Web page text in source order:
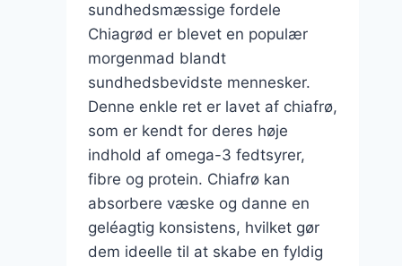
sundhedsmæssige fordele
Chiagrød er blevet en populær
morgenmad blandt
sundhedsbevidste mennesker.
Denne enkle ret er lavet af chiafrø,
som er kendt for deres høje
indhold af omega-3 fedtsyrer,
fibre og protein. Chiafrø kan
absorbere væske og danne en
geléagtig konsistens, hvilket gør
dem ideelle til at skabe en fyldig